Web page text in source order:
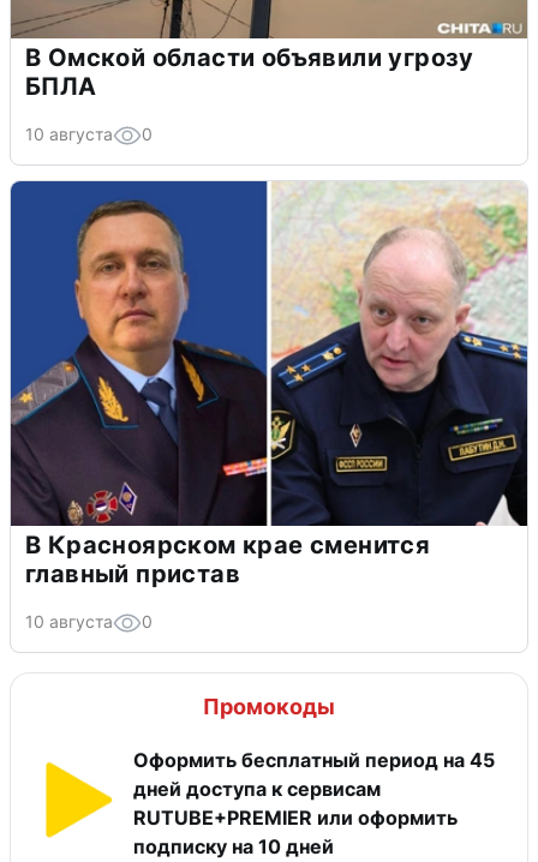
В Омской области объявили угрозу
БПЛА
10 августа 0
В Красноярском крае сменится
главный пристав
10 августа 0
Промокоды
Оформить бесплатный период на 45
дней доступа к сервисам
RUTUBE+PREMIER или оформить
подписку на 10 дней